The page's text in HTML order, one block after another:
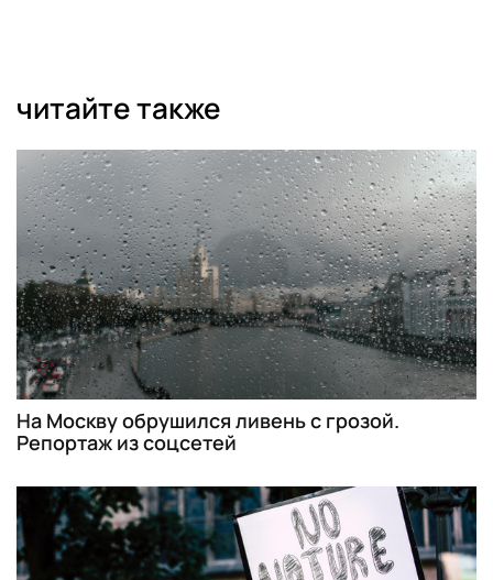
читайте также
На Москву обрушился ливень с грозой.
Репортаж из соцсетей